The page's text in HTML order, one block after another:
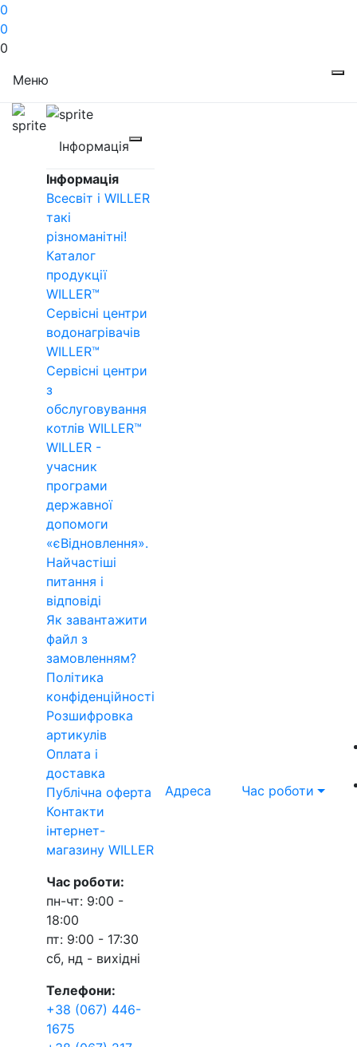
0
0
0
Меню
Інформація
Інформація
Всесвіт і WILLER
такі
різноманітні!
Каталог
продукції
WILLER™
Сервісні центри
водонагрівачів
WILLER™
Сервісні центри
з
обслуговування
котлів WILLER™
WILLER -
учасник
програми
державної
допомоги
«єВідновлення».
Найчастіші
питання і
відповіді
Як завантажити
файл з
замовленням?
Політика
конфіденційності
Розшифровка
артикулів
Оплата і
доставка
Публічна оферта
Контакти
інтернет-
магазину WILLER
Час роботи:
пн-чт: 9:00 -
18:00
пт: 9:00 - 17:30
сб, нд - вихідні
Телефони:
+38 (067) 446-
1675
Адреса Час роботи